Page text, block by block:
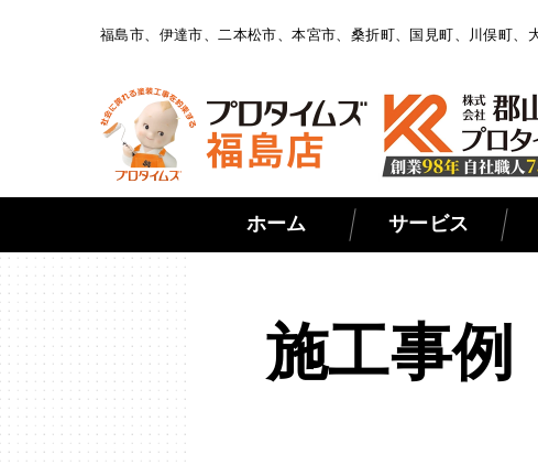
福島市、伊達市、二本松市、本宮市、桑折町、国見町、川俣町、
ホーム サービス
施工事例